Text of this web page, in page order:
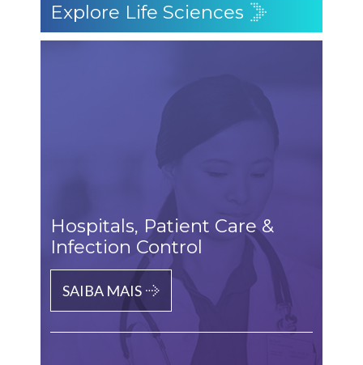
Explore Life Sciences
Hospitals, Patient Care &
Infection Control
SAIBA MAIS